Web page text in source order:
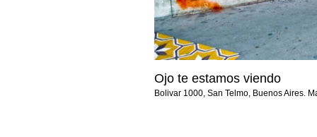
Ojo te estamos viendo
Bolivar 1000, San Telmo, Buenos Aires.